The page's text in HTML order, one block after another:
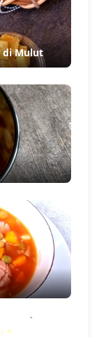
di Mulut